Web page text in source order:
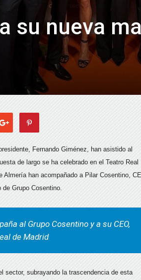
su nueva
Fernando Giménez, han asistido al
de largo se ha celebrado en el Teatro Real
han acompañado a Pilar Cosentino,
Grupo Cosentino.
al Grupo Cosentino y a su CEO,
de Madrid
sector, subrayando la trascendencia de esta